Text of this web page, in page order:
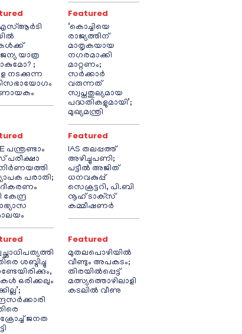
യാത്ര
;
നടക്കുന്ന
Featured
‘കൊച്ചിയെ
രാജ്യത്തിന്
മാതൃകയായ
നഗരമാക്കി
മാറ്റണം;
സർക്കാർ
വരുന്നത്
സ്വപ്നതുല്യമായ
പദ്ധതികളുമായി’;
മുഖ്യമന്ത്രി
പന്ത്രണ്ടാം
പരീക്ഷാ
പരാതി;
കേന്ദ്ര
Featured
IAS തലപ്പത്ത്
അഴിച്ചുപണി;
പട്ടീല്‍ അജിത്
ധനവകുപ്പ്
സെക്രട്ടറി, പി.ബി
നൂഹ് ടാക്‌സ്
കമ്മീഷണര്‍
ശബ്ദിച്ചു
ഒരിക്കലും
ജനത
Featured
മുതലപൊഴിയിൽ
വീണ്ടും അപകടം;
തിരയിൽപ്പെട്ട്
മത്സ്യത്തൊഴിലാളി
കടലിൽ വീണു